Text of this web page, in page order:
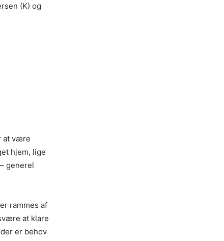
(K) og
at være
hjem, lige
generel
rammes af
at klare
er behov